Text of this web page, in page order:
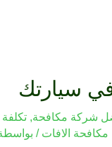
سيارتك
شركة مكافحة,
مكافحة الافات /